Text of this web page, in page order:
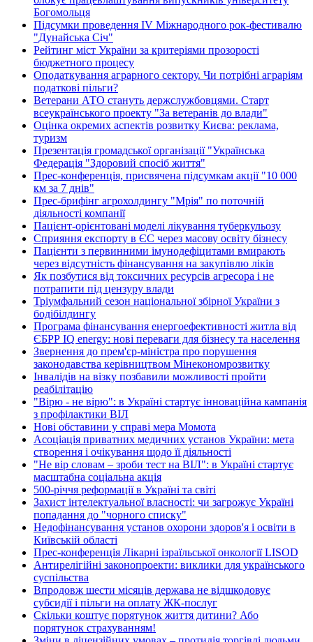
Богомольця
Підсумки проведення IV Міжнародного рок-фестивалю
"Дунайська Січ"
Рейтинг міст України за критеріями прозорості
бюджетного процесу
Оподаткування аграрного сектору. Чи потрібні аграріям
податкові пільги?
Ветерани АТО стануть держслужбовцями. Старт
всеукраїнського проекту "За ветеранів до влади"
Оцінка окремих аспектів розвитку Києва: реклама,
туризм
Презентація громадської організації "Українська
Федерація "Здоровий спосіб життя"
Прес-конференція, присвячена підсумкам акції "10 000
км за 7 днів"
Прес-брифінг агрохолдингу "Мрія" по поточній
діяльності компанії
Пацієнт-орієнтовані моделі лікування туберкульозу
Сприяння експорту в ЄС через масову освіту бізнесу
Пацієнти з первинними імунодефіцитами вмирають
через відсутність фінансування на закупівлю ліків
Як позбутися від токсичних ресурсів агресора і не
потрапити під цензуру влади
Тріумфальний сезон національної збірної України з
бодібілдингу
Програма фінансування енергоефективності житла від
ЄБРР IQ energy: нові переваги для бізнесу та населення
Звернення до прем'єр-міністра про порушення
законодавства керівництвом Мінекономрозвитку
Інвалідів на візку позбавили можливості пройти
реабілітацію
"Вірю - не вірю": в Україні стартує інноваційна кампанія
з профілактики ВІЛ
Нові обставини у справі мера Момота
Асоціація приватних медичних установ України: мета
створення і очікування щодо її діяльності
"Не вір словам – зроби тест на ВІЛ": в Україні стартує
масштабна соціальна акція
500-річчя реформації в Україні та світі
Захист інтелектуальної власності: чи загрожує Україні
попадання до "чорного списку"
Недофінансування установ охорони здоров'я і освіти в
Київській області
Прес-конференція Лікарні ізраїльської онкології LISOD
Антирелігійні законопроекти: виклики для українського
суспільства
Впродовж шести місяців держава не відшкодовує
субсидії і пільги на оплату ЖК-послуг
Скільки коштує порятунок життя дитини? Або
порятунок страхуванням!